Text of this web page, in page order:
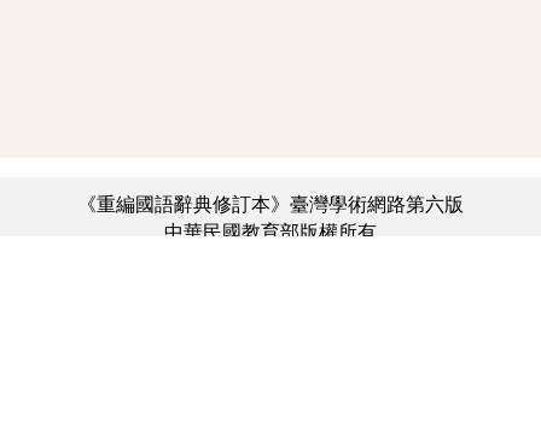
《重編國語辭典修訂本》臺灣學術網路第六版
中華民國教育部版權所有